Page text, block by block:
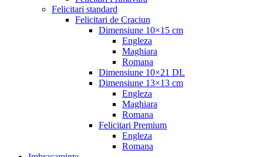
Felicitari standard
Felicitari de Craciun
Dimensiune 10×15 cm
Engleza
Maghiara
Romana
Dimensiune 10×21 DL
Dimensiune 13×13 cm
Engleza
Maghiara
Romana
Felicitari Premium
Engleza
Romana